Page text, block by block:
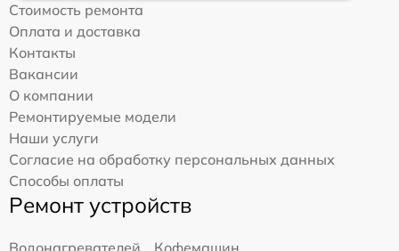
Стоимость ремонта
Оплата и доставка
Контакты
Вакансии
О компании
Ремонтируемые модели
Наши услуги
Согласие на обработку персональных данных
Способы оплаты
Ремонт устройств
Водонагревателей
Кофемашин